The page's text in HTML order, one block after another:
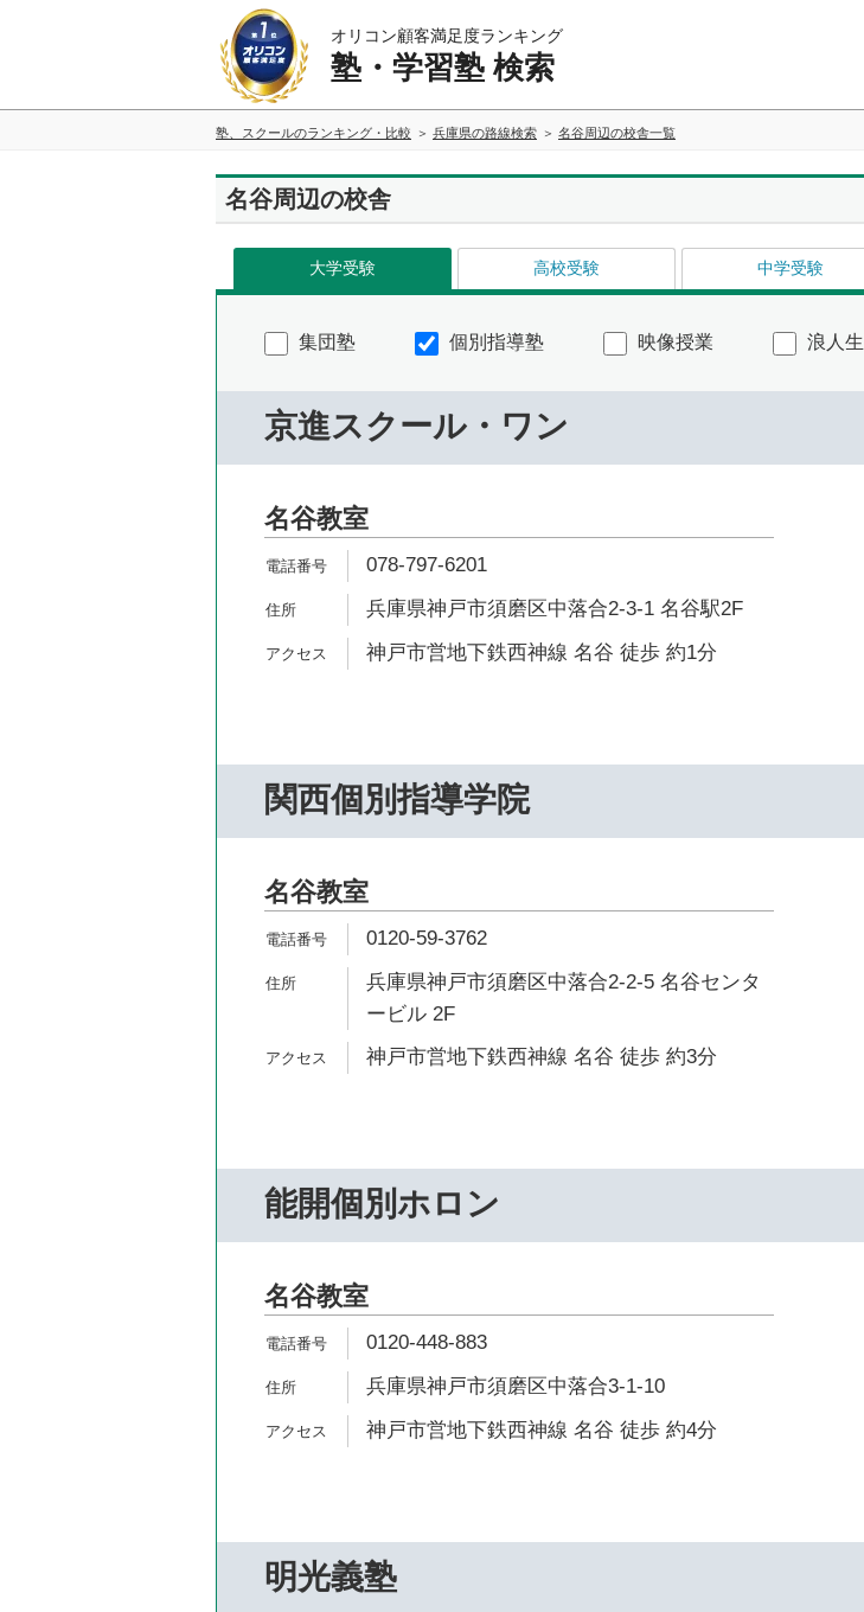
オリコン顧客満足度ランキング
塾・学習塾 検索
塾、スクールのランキング・比較 兵庫県の路線検索 名谷周辺の校舎一覧
名谷周辺の校舎
大学受験 高校受験 中学受験
集団塾 個別指導塾 映像授業 浪人生
京進スクール・ワン
名谷教室
078-797-6201
兵庫県神戸市須磨区中落合2-3-1 名谷駅2F
神戸市営地下鉄西神線 名谷 徒歩 約1分
関西個別指導学院
名谷教室
0120-59-3762
兵庫県神戸市須磨区中落合2-2-5 名谷センタ
ービル 2F
神戸市営地下鉄西神線 名谷 徒歩 約3分
能開個別ホロン
名谷教室
0120-448-883
兵庫県神戸市須磨区中落合3-1-10
神戸市営地下鉄西神線 名谷 徒歩 約4分
明光義塾